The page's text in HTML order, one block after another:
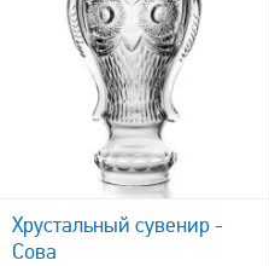
Производитель
Бахметьевская артель
Гусевской Хрустальный
Хрустальный сувенир -
Сова
быстрый просмотр